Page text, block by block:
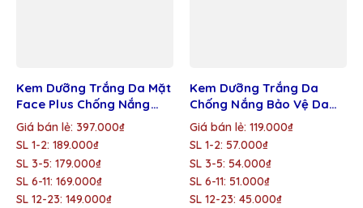
Kem Dưỡng Trắng Da Mặt
Face Plus Chống Nắng
(25g)
Giá bán lẻ: 397.000₫
SL 1-2: 189.000₫
SL 3-5: 179.000₫
SL 6-11: 169.000₫
SL 12-23: 149.000₫
Kem Dưỡng Trắng Da
Chống Nắng Bảo Vệ Da
San Nora Giá Sỉ 10g
Giá bán lẻ: 119.000₫
SL 1-2: 57.000₫
SL 3-5: 54.000₫
SL 6-11: 51.000₫
SL 12-23: 45.000₫